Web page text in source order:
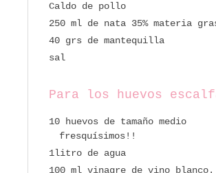
Caldo de pollo
250 ml de nata 35% materia
40 grs de mantequilla
sal
Para los huevos
10 huevos de tamaño medio
fresquísimos!!
1litro de agua
100 ml vinagre de vino blanco.